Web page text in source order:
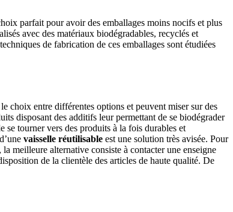
parfait pour avoir des emballages moins nocifs et plus
avec des matériaux biodégradables, recyclés et
de fabrication de ces emballages sont étudiées
choix entre différentes options et peuvent miser sur des
disposant des additifs leur permettant de se biodégrader
se tourner vers des produits à la fois durables et
vaisselle réutilisable est une solution très avisée. Pour
meilleure alternative consiste à contacter une enseigne
de la clientèle des articles de haute qualité. De